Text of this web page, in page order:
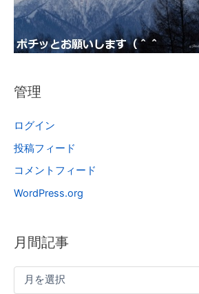
管理
ログイン
投稿フィード
コメントフィード
WordPress.org
月間記事